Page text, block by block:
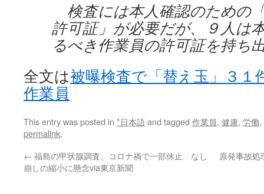
検査には本人確認のための
許可証」が必要だが、９人は
るべき作業員の許可証を持ち
全文は被曝検査で「替え玉」３
作業員
This entry was posted in *日本語and tagged 作業員, 健康, 労働,
permalink.
← 福島の甲状腺調査、コロナ禍で一部休止 なし
崩しの縮小に懸念via東京新聞
原発事故